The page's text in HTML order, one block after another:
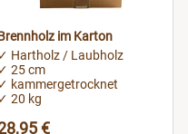
im Karton
✓ Hartholz / Laubholz
✓ 25 cm
✓ kammergetrocknet
✓ 20 kg
€